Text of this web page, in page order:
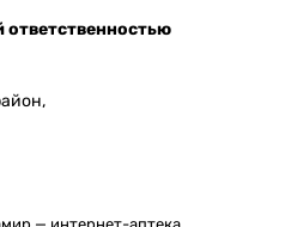
ответственностью